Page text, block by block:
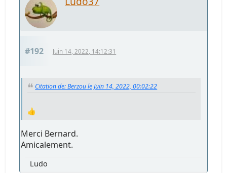
#192 Juin 14, 2022, 14:12:31
Citation de: Berzou le Juin 14, 2022, 00:02:22
👍
Merci Bernard.
Amicalement.
Ludo